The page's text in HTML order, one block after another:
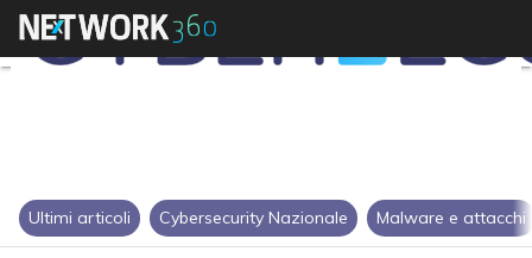
Ultimi articoli Cybersecurity Nazionale Malware e attacchi